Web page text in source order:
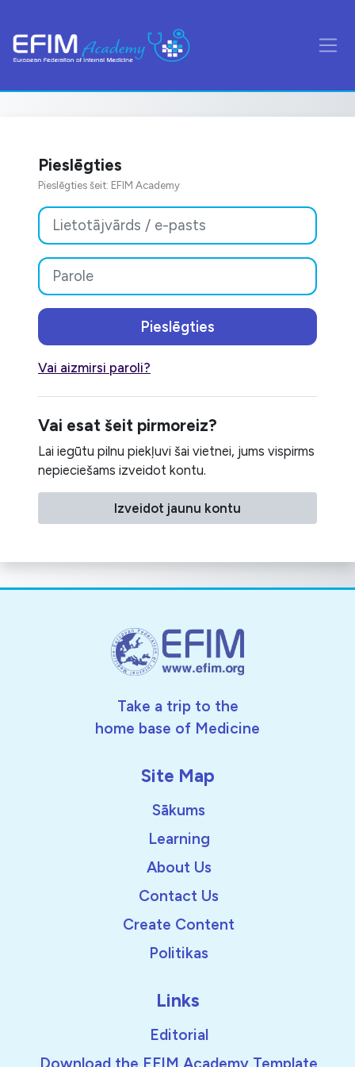
Pieslēgties
Pieslēgties šeit: EFIM Academy
Izlaist līdz jauna konta veidošanai
Lietotājvārds / e-pasts
Parole
Pieslēgties
Vai aizmirsi paroli?
Vai esat šeit pirmoreiz?
Lai iegūtu pilnu piekļuvi šai vietnei, jums vispirms
nepieciešams izveidot kontu.
Izveidot jaunu kontu
Take a trip to the
home base of Medicine
Site Map
Sākums
Learning
About Us
Contact Us
Create Content
Politikas
Links
Editorial